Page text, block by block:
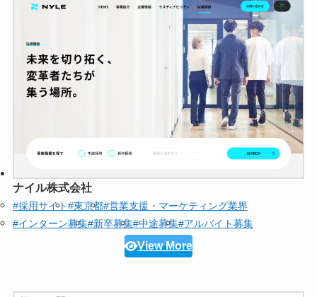
ナイル株式会社
#採用サイト#東京都#営業支援・マーケティング業界
#インターン募集#新卒募集#中途募集#アルバイト募集
View More